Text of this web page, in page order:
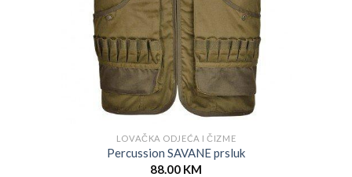
LOVAČKA ODJEĆA I ČIZME
Percussion SAVANE prsluk
88.00 KM